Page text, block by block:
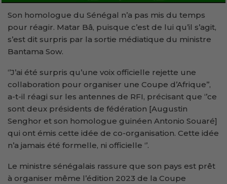
Son homologue du Sénégal n’a pas mis du temps
pour réagir. Matar Bâ, puisque c’est de lui qu’il s’agit,
s’est dit surpris par la sortie médiatique du ministre
Bantama Sow.
‘’J’ai été surpris qu’une voix officielle rejette une
collaboration pour organiser une Coupe d’Afrique’’,
a-t-il réagi sur les antennes de RFI, précisant que ‘’ce
sont deux présidents de fédération [Augustin
Senghor et son homologue guinéen Antonio Souaré]
qui ont émis cette idée de co-organisation. Cette idée
n’a jamais été formelle, ni officielle ‘’.
Le ministre sénégalais rassure que son pays est prêt
à organiser même l’édition 2023 de la Coupe